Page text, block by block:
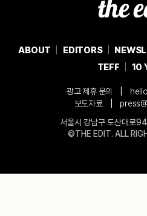
ABOUT EDITORS
TEFF
10
광고 제휴 문의
보도자료
서울시 강남구 도산대로
©THE EDIT. ALL